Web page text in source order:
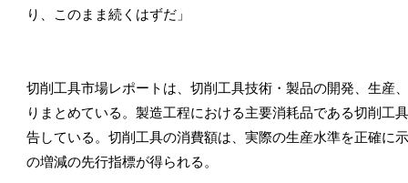
り、このまま続くはずだ」
切削工具市場レポートは、切削工具技術・製品の開発、生産
りまとめている。製造工程における主要消耗品である切削工
告している。切削工具の消費額は、実際の生産水準を正確に
の増減の先行指標が得られる。